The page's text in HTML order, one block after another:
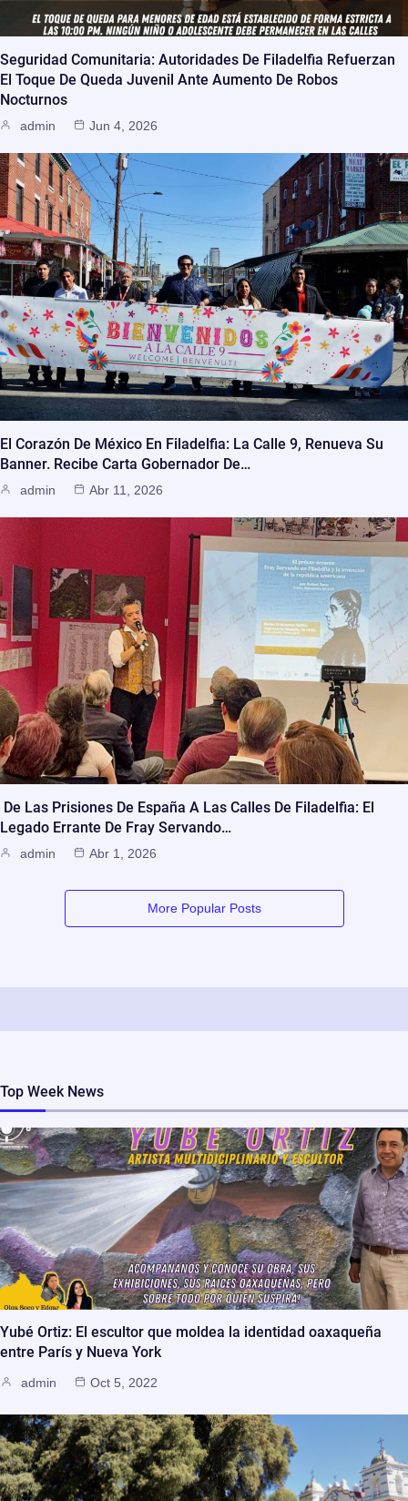
Seguridad Comunitaria: Autoridades De Filadelfia Refuerzan
El Toque De Queda Juvenil Ante Aumento De Robos
Nocturnos
admin Jun 4, 2026
El Corazón De México En Filadelfia: La Calle 9, Renueva Su
Banner. Recibe Carta Gobernador De…
admin Abr 11, 2026
De Las Prisiones De España A Las Calles De Filadelfia: El
Legado Errante De Fray Servando…
admin Abr 1, 2026
More Popular Posts
Top Week News
Yubé Ortiz: El escultor que moldea la identidad oaxaqueña
entre París y Nueva York
admin Oct 5, 2022